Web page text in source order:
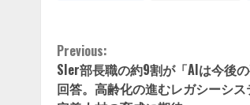
Continue
Reading
Previous:
SIer部長職の約9割が「AIは今後
回答。高齢化の進むレガシーシ